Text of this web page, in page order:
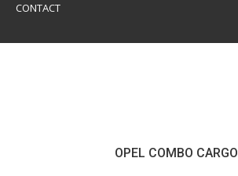
CONTACT
OPEL COMBO CARGO